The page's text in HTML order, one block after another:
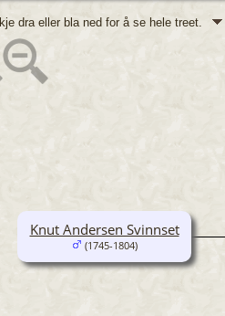
dra eller bla ned for å se hele treet.
Knut Andersen Svinnset
(1745-1804)